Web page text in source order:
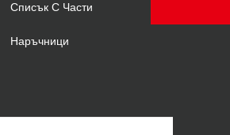
Списък С Части
Наръчници